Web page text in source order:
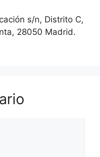
s/n, Distrito C,
28050 Madrid.